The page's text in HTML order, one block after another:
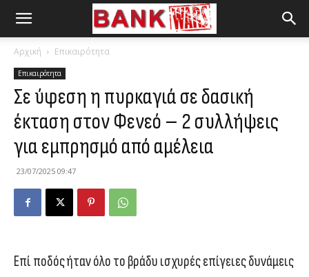
Αρχική Επικαιρότητα
Επικαιρότητα
Σε ύφεση η πυρκαγιά σε δασική
έκταση στον Φενεό – 2 συλλήψεις
για εμπρησμό από αμέλεια
23/07/2025 09:47
Επί ποδός ήταν όλο το βράδυ ισχυρές επίγειες δυνάμεις